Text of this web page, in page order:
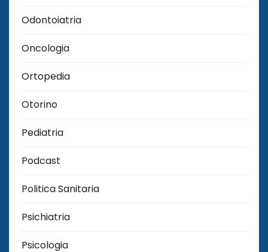
Odontoiatria
Oncologia
Ortopedia
Otorino
Pediatria
Podcast
Politica Sanitaria
Psichiatria
Psicologia